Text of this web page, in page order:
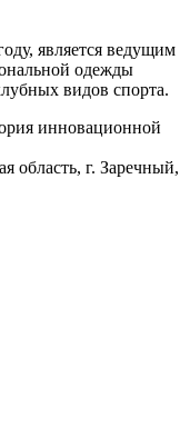
является ведущим
одежды
видов спорта.
инновационной
область, г. Заречный,